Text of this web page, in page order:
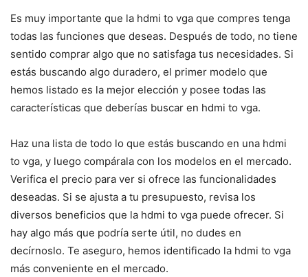
Es muy importante que la hdmi to vga que compres tenga
todas las funciones que deseas. Después de todo, no tiene
sentido comprar algo que no satisfaga tus necesidades. Si
estás buscando algo duradero, el primer modelo que
hemos listado es la mejor elección y posee todas las
características que deberías buscar en hdmi to vga.
Haz una lista de todo lo que estás buscando en una hdmi
to vga, y luego compárala con los modelos en el mercado.
Verifica el precio para ver si ofrece las funcionalidades
deseadas. Si se ajusta a tu presupuesto, revisa los
diversos beneficios que la hdmi to vga puede ofrecer. Si
hay algo más que podría serte útil, no dudes en
decírnoslo. Te aseguro, hemos identificado la hdmi to vga
más conveniente en el mercado.